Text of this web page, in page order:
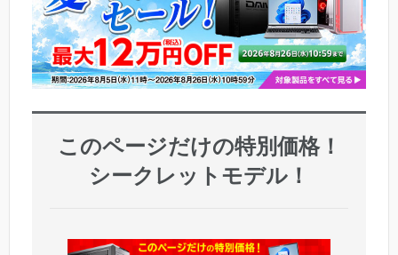
このページだけの特別価格！
シークレットモデル！